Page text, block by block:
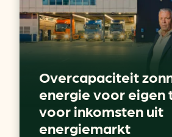
Overcapaciteit
energie voor eigen
voor inkomsten uit
energiemarkt